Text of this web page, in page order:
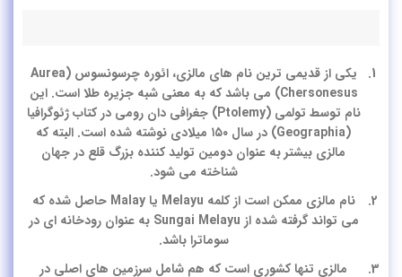
یکی از قدیمی ترین نام های مالزی، ائوره چرسونسوس (Aurea
Chersonesus) می باشد که به معنی شبه جزیره طلا است. این
نام توسط تولمی (Ptolemy) جغرافی دان رومی در کتاب ژئوگرافیا
(Geographia) در سال ۱۵۰ میلادی نوشته شده است. البته که
مالزی بیشتر به عنوان دومین تولید کننده بزرگ قلع در جهان
شناخته می شود.
نام مالزی ممکن است از کلمه Melayu یا Malay حاصل شده که
می تواند گرفته شده از Sungai Melayu به عنوان رودخانه ای در
سوماترا باشد.
مالزی تنها کشوری است که هم شامل سرزمین های اصلی در